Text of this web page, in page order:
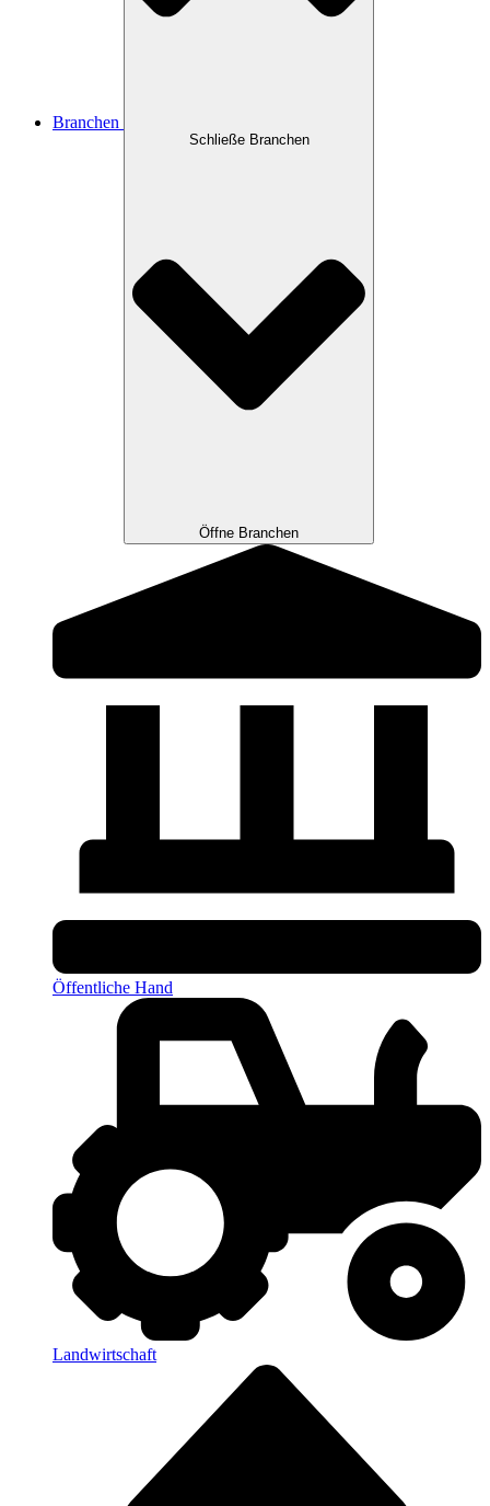
Branchen
Schließe Branchen
Öffne Branchen
Öffentliche Hand
Landwirtschaft